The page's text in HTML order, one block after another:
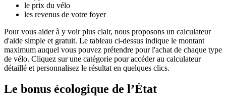
le prix du vélo
les revenus de votre foyer
Pour vous aider à y voir plus clair, nous proposons un calculateur
d'aide simple et gratuit. Le tableau ci-dessus indique le montant
maximum auquel vous pouvez prétendre pour l'achat de chaque type
de vélo. Cliquez sur une catégorie pour accéder au calculateur
détaillé et personnalisez le résultat en quelques clics.
Le bonus écologique de l’État